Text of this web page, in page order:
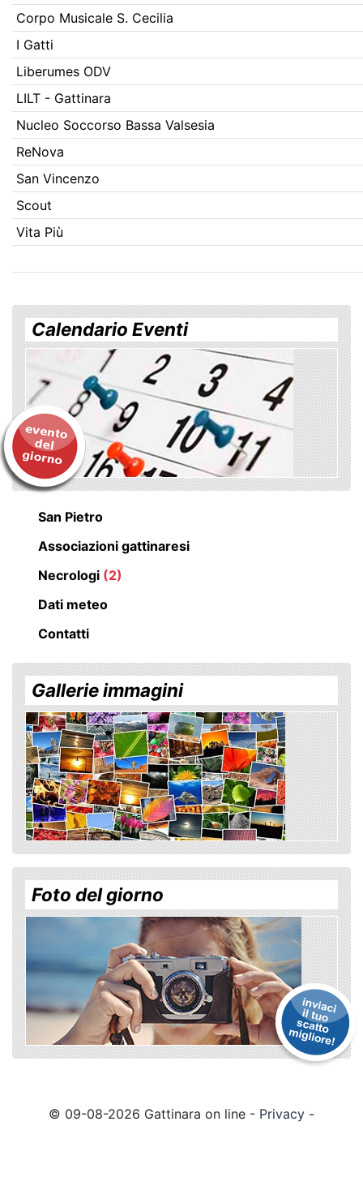
Corpo Musicale S. Cecilia
I Gatti
Liberumes ODV
LILT - Gattinara
Nucleo Soccorso Bassa Valsesia
ReNova
San Vincenzo
Scout
Vita Più
Calendario Eventi
San Pietro
Associazioni gattinaresi
Necrologi (2)
Dati meteo
Contatti
Gallerie immagini
Foto del giorno
© 09-08-2026 Gattinara on line - Privacy -